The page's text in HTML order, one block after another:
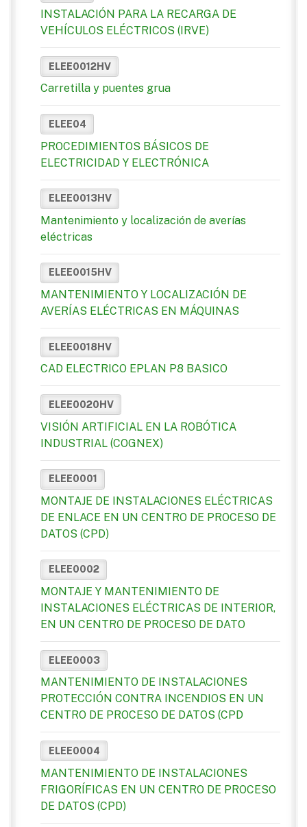
INSTALACIÓN PARA LA RECARGA DE
VEHÍCULOS ELÉCTRICOS (IRVE)
ELEE0012HV
Carretilla y puentes grua
ELEE04
PROCEDIMIENTOS BÁSICOS DE
ELECTRICIDAD Y ELECTRÓNICA
ELEE0013HV
Mantenimiento y localización de averías
eléctricas
ELEE0015HV
MANTENIMIENTO Y LOCALIZACIÓN DE
AVERÍAS ELÉCTRICAS EN MÁQUINAS
ELEE0018HV
CAD ELECTRICO EPLAN P8 BASICO
ELEE0020HV
VISIÓN ARTIFICIAL EN LA ROBÓTICA
INDUSTRIAL (COGNEX)
ELEE0001
MONTAJE DE INSTALACIONES ELÉCTRICAS
DE ENLACE EN UN CENTRO DE PROCESO DE
DATOS (CPD)
ELEE0002
MONTAJE Y MANTENIMIENTO DE
INSTALACIONES ELÉCTRICAS DE INTERIOR,
EN UN CENTRO DE PROCESO DE DATO
ELEE0003
MANTENIMIENTO DE INSTALACIONES
PROTECCIÓN CONTRA INCENDIOS EN UN
CENTRO DE PROCESO DE DATOS (CPD
ELEE0004
MANTENIMIENTO DE INSTALACIONES
FRIGORÍFICAS EN UN CENTRO DE PROCESO
DE DATOS (CPD)